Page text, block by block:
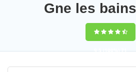
Gne les
9,5(100%)71
votes